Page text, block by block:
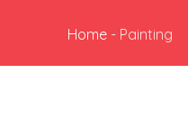
Home - Painting